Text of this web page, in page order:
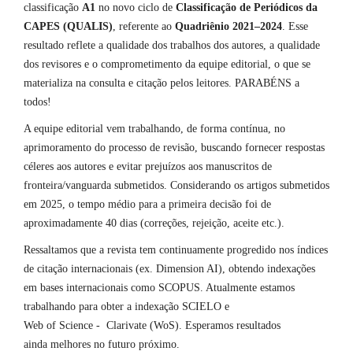
classificação A1 no novo ciclo de Classificação de Periódicos da
CAPES (QUALIS) , referente ao Quadriênio 2021–2024 . Esse
resultado reflete a qualidade dos trabalhos dos autores, a qualidade
dos revisores e o comprometimento da equipe editorial, o que se
materializa na consulta e citação pelos leitores. PARABÉNS a
todos!
A equipe editorial vem trabalhando, de forma contínua, no
aprimoramento do processo de revisão, buscando fornecer respostas
céleres aos autores e evitar prejuízos aos manuscritos de
fronteira/vanguarda submetidos. Considerando os artigos submetidos
em 2025, o tempo médio para a primeira decisão foi de
aproximadamente 40 dias (correções, rejeição, aceite etc.).
Ressaltamos que a revista tem continuamente progredido nos índices
de citação internacionais (ex. Dimension AI), obtendo indexações
em bases internacionais como SCOPUS. Atualmente estamos
trabalhando para obter a indexação SCIELO e
Web of Science - Clarivate (WoS). Esperamos resultados
ainda melhores no futuro próximo.